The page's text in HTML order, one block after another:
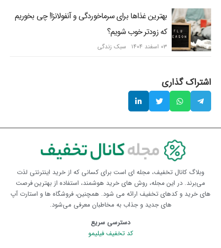
بهترین غذاها برای سرماخوردگی و آنفولانزا! چی بخوریم
که زودتر خوب شویم؟
۰۳ اسفند ۱۴۰۴ سبک زندگی
اشتراک گذاری
وبلاگ کانال تخفیف، مجله ای است برای کسانی که از خرید اینترنتی لذت
می‌برند. در این مجله، روش های خرید هوشمند، استفاده از بهترین فرصت
های خرید و کدهای تخفیف ارائه می شود. همچنین، فروشگاه ها و استارت آپ
های جدید و جذاب به مخاطبان معرفی می‌شود.
دسترسی سریع
کد تخفیف فیلیمو